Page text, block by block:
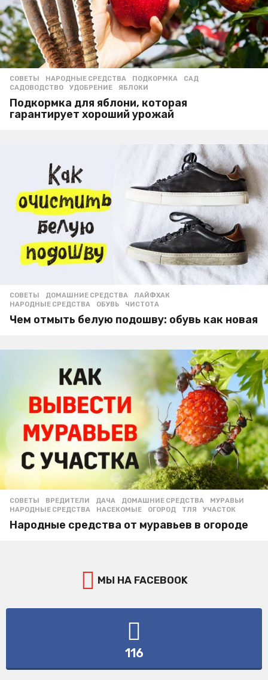
СОВЕТЫ НАРОДНЫЕ СРЕДСТВА ,ПОДКОРМКА ,САД
САДОВОДСТВО
,УДОБРЕНИЕ ,ЯБЛОКИ
Подкормка для яблони, которая
гарантирует хороший урожай
СОВЕТЫ ДОМАШНИЕ СРЕДСТВА ,ЛАЙФХАК
НАРОДНЫЕ СРЕДСТВА
,ОБУВЬ ,ЧИСТОТА
Чем отмыть белую подошву: обувь как новая
СОВЕТЫ ВРЕДИТЕЛИ ,ДАЧА ,ДОМАШНИЕ СРЕДСТВА ,МУРАВЬИ
НАРОДНЫЕ СРЕДСТВА
,НАСЕКОМЫЕ ,ОГОРОД ,ТЛЯ ,УЧАСТОК
Народные средства от муравьев в огороде
МЫ НА FACEBOOK
116